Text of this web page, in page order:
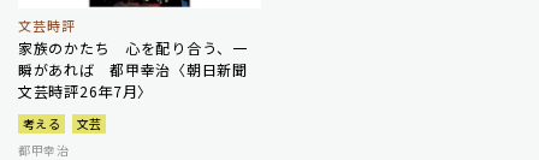
文芸時評
家族のかたち 心を配り合う、一
瞬があれば 都甲幸治〈朝日新聞
文芸時評26年7月〉
考える
文芸
都甲幸治